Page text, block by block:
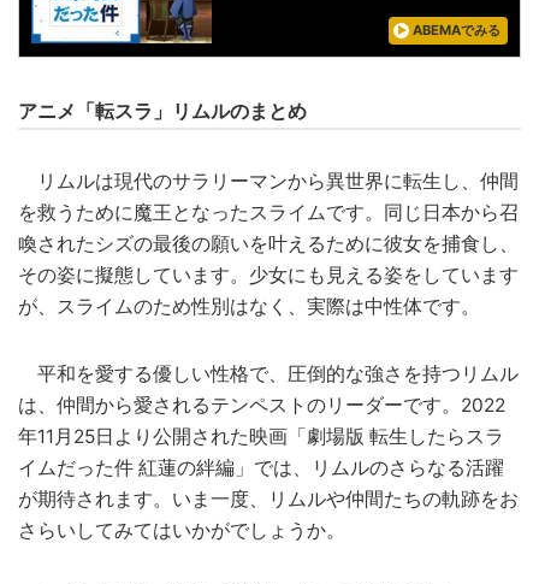
ABEMAでみる
アニメ「転スラ」リムルのまとめ
リムルは現代のサラリーマンから異世界に転生し、仲間
を救うために魔王となったスライムです。同じ日本から召
喚されたシズの最後の願いを叶えるために彼女を捕食し、
その姿に擬態しています。少女にも見える姿をしています
が、スライムのため性別はなく、実際は中性体です。
平和を愛する優しい性格で、圧倒的な強さを持つリムル
は、仲間から愛されるテンペストのリーダーです。2022
年11月25日より公開された映画「劇場版 転生したらスラ
イムだった件 紅蓮の絆編」では、リムルのさらなる活躍
が期待されます。いま一度、リムルや仲間たちの軌跡をお
さらいしてみてはいかがでしょうか。